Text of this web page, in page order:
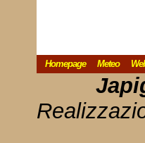
Homepage Meteo